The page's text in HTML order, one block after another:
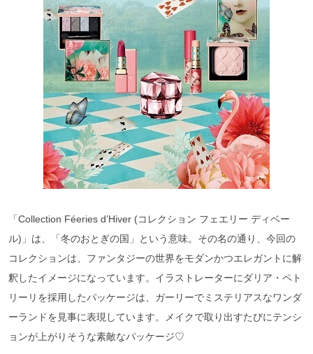
「Collection Féeries d’Hiver (コレクション フェエリー ディベー
ル)」は、「冬のおとぎの国」という意味。その名の通り、今回の
コレクションは、ファンタジーの世界をモダンかつエレガントに解
釈したイメージになっています。イラストレーターにダリア・ペト
リーリを採用したパッケージは、ガーリーでミステリアスなワンダ
ーランドを見事に表現しています。メイクで取り出すたびにテンシ
ョンが上がりそうな素敵なパッケージ♡